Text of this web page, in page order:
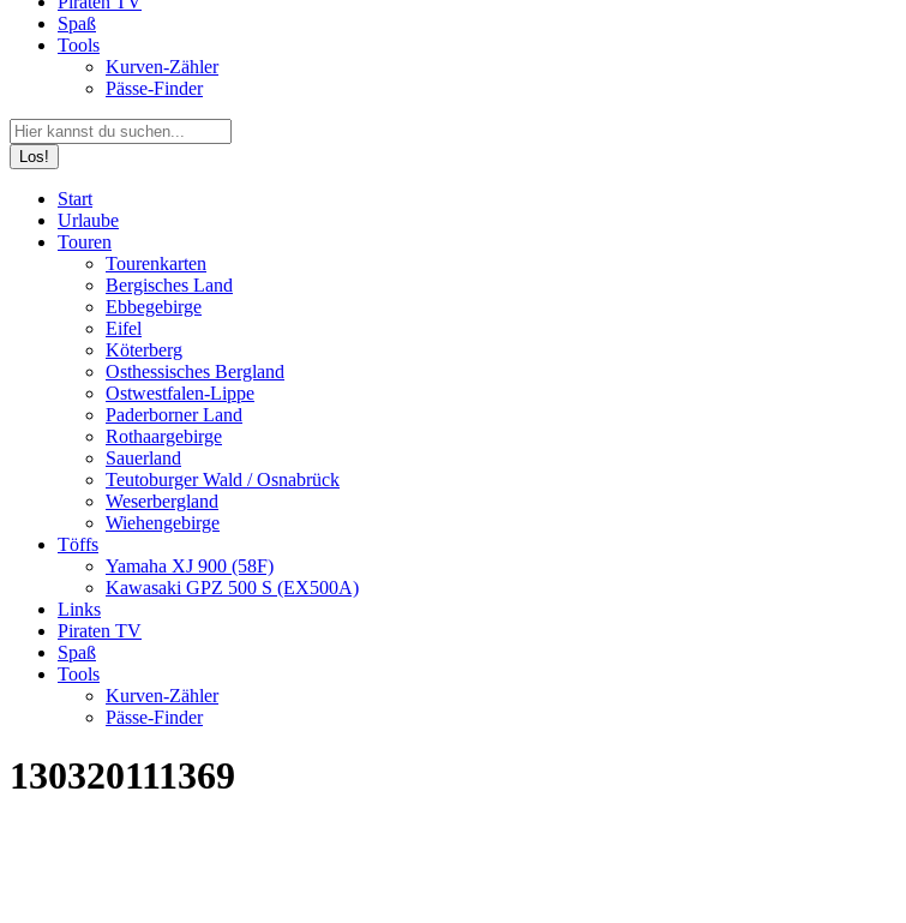
Spaß
Tools
Kurven-Zähler
Pässe-Finder
Search:
page
opens
page
opens
page
opens
Start
Urlaube
Touren
Tourenkarten
Bergisches Land
Ebbegebirge
Eifel
Köterberg
Osthessisches Bergland
Ostwestfalen-Lippe
Paderborner Land
Rothaargebirge
Sauerland
Teutoburger Wald / Osnabrück
Weserbergland
Wiehengebirge
Töffs
Yamaha XJ 900 (58F)
Kawasaki GPZ 500 S (EX500A)
Links
Piraten TV
Spaß
Tools
Kurven-Zähler
Pässe-Finder
130320111369